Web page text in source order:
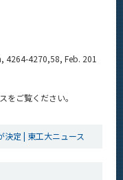
4264-4270,58, Feb. 201
をご覧ください。
定 | 東工大ニュース